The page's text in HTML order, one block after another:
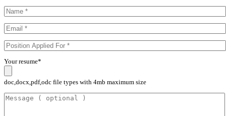
Your resume*
doc,docx,pdf,odc file types with 4mb maximum size